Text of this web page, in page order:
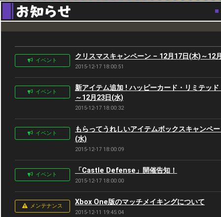
イベント クリスマスキャンペーン – 12月17日(木)～12
2015-12-17 18:00:51
イベント
新アイテム追加 ! ハッピーカード・リミテッ
～12月23日(水)
2015-12-17 18:00:32
イベント
もらってうれしいアイテムボックスキャンペ
(水)
2015-12-17 18:00:09
イベント 「Castle Defense」開催告知！
2015-12-17 18:00:00
メンテナンス Xbox One版のマッチメイキングについて
2015-12-11 19:45:04